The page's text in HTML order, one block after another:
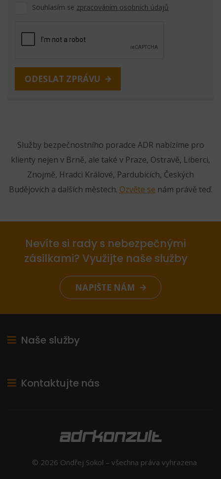
Souhlasím se zpracováním osobních údajů
ODESLAT ZPRÁVU
Služby bezpečnostního poradce ADR nabízíme pro
klienty nejen v Brně, ale také v Praze, Ostravě, Liberci,
Znojmě, Hradci Králové, Pardubicích, Českých
Budějovích a dalších městech. Ozvěte se nám právě teď.
Nevíte si rady s nebezpečnými
zásilkami? Využijte naše služby
NAPIŠTE NÁM
Naše služby
Kontaktujte nás
© 2026 Ondřej Sokol – všechna práva vyhrazena